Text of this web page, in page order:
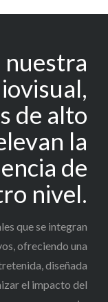
nuestra
de alto
la
de
nivel.
que se integran
ofreciendo una
diseñada
el impacto del